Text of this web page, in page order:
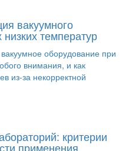
вакуумного
температур
оборудование при
внимания, и как
из-за некорректной
критерии
применения